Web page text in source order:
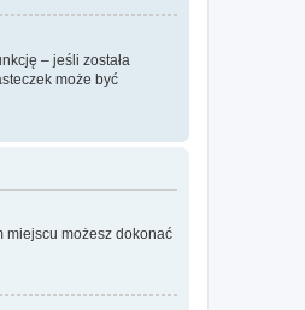
– jeśli została
może być
miejscu możesz dokonać